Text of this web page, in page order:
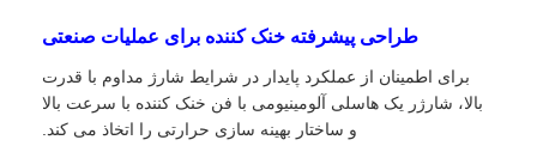
طراحی پیشرفته خنک کننده برای عملیات صنعتی
برای اطمینان از عملکرد پایدار در شرایط شارژ مداوم با قدرت
بالا، شارژر یک هاسلی آلومینیومی با فن خنک کننده با سرعت بالا
و ساختار بهینه سازی حرارتی را اتخاذ می کند.